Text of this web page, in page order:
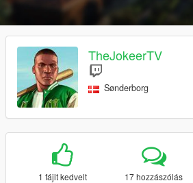
TheJokeerTV
Sønderborg
1 fájlt kedvelt 17 hozzászólás